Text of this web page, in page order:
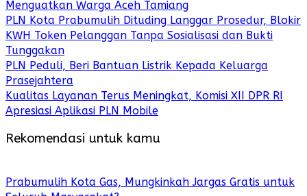
Menguatkan Warga Aceh Tamiang
PLN Kota Prabumulih Dituding Langgar Prosedur, Blokir
KWH Token Pelanggan Tanpa Sosialisasi dan Bukti
Tunggakan
PLN Peduli, Beri Bantuan Listrik Kepada Keluarga
Prasejahtera
Kualitas Layanan Terus Meningkat, Komisi XII DPR RI
Apresiasi Aplikasi PLN Mobile
Rekomendasi untuk kamu
Prabumulih Kota Gas, Mungkinkah Jargas Gratis untuk